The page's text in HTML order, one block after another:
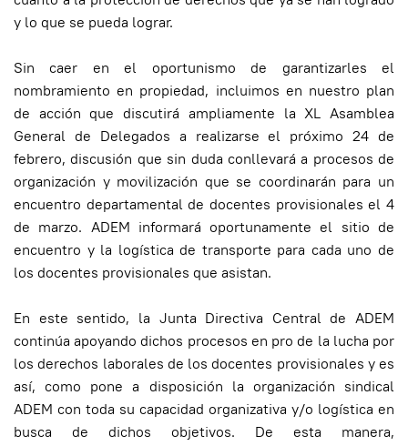
y lo que se pueda lograr.
Sin caer en el oportunismo de garantizarles el
nombramiento en propiedad, incluimos en nuestro plan
de acción que discutirá ampliamente la XL Asamblea
General de Delegados a realizarse el próximo 24 de
febrero, discusión que sin duda conllevará a procesos de
organización y movilización que se coordinarán para un
encuentro departamental de docentes provisionales el 4
de marzo. ADEM informará oportunamente el sitio de
encuentro y la logística de transporte para cada uno de
los docentes provisionales que asistan.
En este sentido, la Junta Directiva Central de ADEM
continúa apoyando dichos procesos en pro de la lucha por
los derechos laborales de los docentes provisionales y es
así, como pone a disposición la organización sindical
ADEM con toda su capacidad organizativa y/o logística en
busca de dichos objetivos. De esta manera,